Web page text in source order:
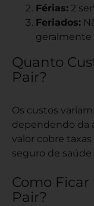
Férias: 2
Feriados:
geralmente
Quanto
Pair?
Os custos
dependendo da
valor cobre
seguro de saúde
Como Ficar
Pair?